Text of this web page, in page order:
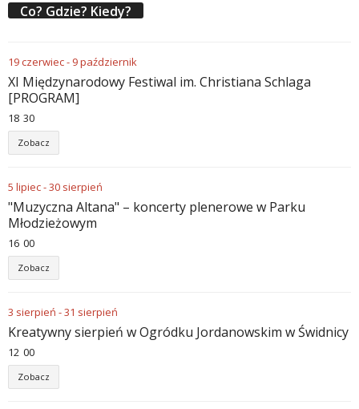
Co? Gdzie? Kiedy?
19czerwiec- 9październik
XI Międzynarodowy Festiwal im. Christiana Schlaga
[PROGRAM]
18 30
Zobacz
5 lipiec-30 sierpień
"Muzyczna Altana" – koncerty plenerowe w Parku
Młodzieżowym
16 00
Zobacz
3 sierpień -31 sierpień
Kreatywny sierpień w Ogródku Jordanowskim w Świdnicy
12 00
Zobacz